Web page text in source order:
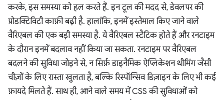
करके, इस समस्या को हल करते हैं. इन टूल की मदद से, डेवलपर की
प्रोडक्टिविटी काफ़ी बढ़ी है. हालांकि, इनमें इस्तेमाल किए जाने वाले
वैरिएबल की एक बड़ी समस्या है. ये वैरिएबल स्टैटिक होते हैं और रनटाइम
के दौरान इनमें बदलाव नहीं किया जा सकता. रनटाइम पर वैरिएबल
बदलने की सुविधा जोड़ने से, न सिर्फ़ डाइनैमिक ऐप्लिकेशन थीमिंग जैसी
चीज़ों के लिए रास्ता खुलता है, बल्कि रिस्पॉन्सिव डिज़ाइन के लिए भी कई
फ़ायदे मिलते हैं. साथ ही, आने वाले समय में CSS की सुविधाओं को